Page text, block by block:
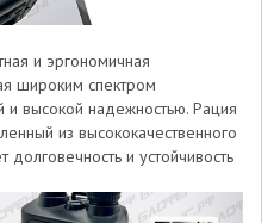
и эргономичная
широким спектром
высокой надежностью. Рация
из высококачественного
долговечность и устойчивость